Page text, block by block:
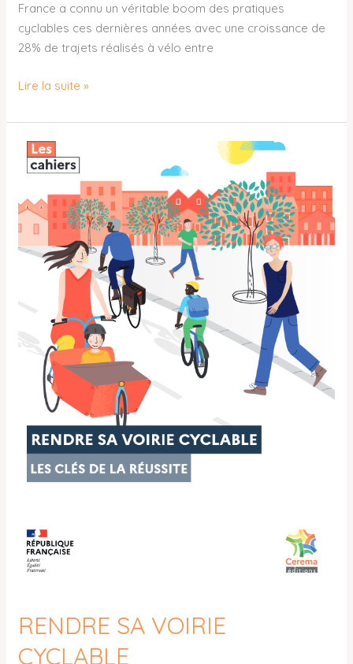
France a connu un véritable boom des pratiques
cyclables ces dernières années avec une croissance de
28% de trajets réalisés à vélo entre
Lire la suite »
RENDRE SA VOIRIE
CYCLABLE
RENDRE
SA
CYCLABLE